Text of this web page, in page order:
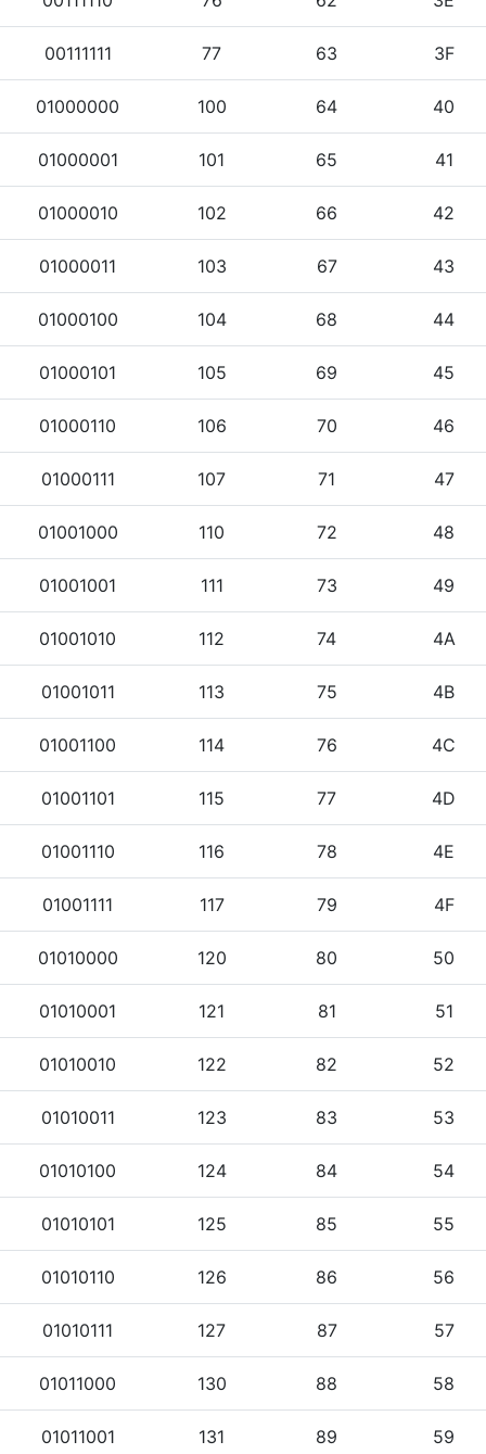
00111111 77 63 3F
01000000 100 64 40
01000001 101 65 41
01000010 102 66 42
01000011 103 67 43
01000100 104 68 44
01000101 105 69 45
01000110 106 70 46
01000111 107 71 47
01001000 110 72 48
01001001 111 73 49
01001010 112 74 4A
01001011 113 75 4B
01001100 114 76 4C
01001101 115 77 4D
01001110 116 78 4E
01001111 117 79 4F
01010000 120 80 50
01010001 121 81 51
01010010 122 82 52
01010011 123 83 53
01010100 124 84 54
01010101 125 85 55
01010110 126 86 56
01010111 127 87 57
01011000 130 88 58
01011001 131 89 59